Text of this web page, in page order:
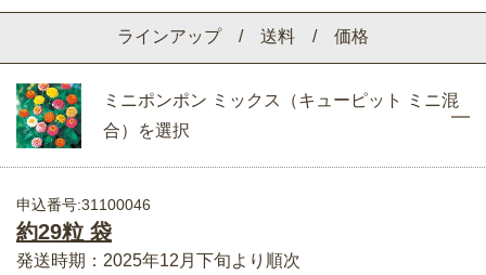
ラインアップ / 送料 / 価格
ミニポンポン ミックス（キューピット ミニ混
合）を選択
申込番号:31100046
約29粒 袋
発送時期：2025年12月下旬より順次